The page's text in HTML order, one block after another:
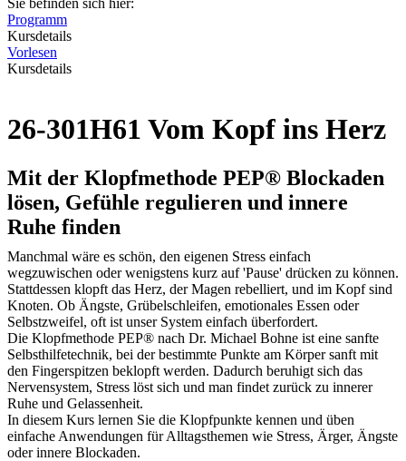
Sie befinden sich hier:
Programm
Kursdetails
Vorlesen
Kursdetails
26-301H61 Vom Kopf ins Herz
Mit der Klopfmethode PEP® Blockaden
lösen, Gefühle regulieren und innere
Ruhe finden
Manchmal wäre es schön, den eigenen Stress einfach
wegzuwischen oder wenigstens kurz auf 'Pause' drücken zu können.
Stattdessen klopft das Herz, der Magen rebelliert, und im Kopf sind
Knoten. Ob Ängste, Grübelschleifen, emotionales Essen oder
Selbstzweifel, oft ist unser System einfach überfordert.
Die Klopfmethode PEP® nach Dr. Michael Bohne ist eine sanfte
Selbsthilfetechnik, bei der bestimmte Punkte am Körper sanft mit
den Fingerspitzen beklopft werden. Dadurch beruhigt sich das
Nervensystem, Stress löst sich und man findet zurück zu innerer
Ruhe und Gelassenheit.
In diesem Kurs lernen Sie die Klopfpunkte kennen und üben
einfache Anwendungen für Alltagsthemen wie Stress, Ärger, Ängste
oder innere Blockaden.